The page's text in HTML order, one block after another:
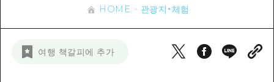
나이트 라이프
미야지마(宮島) 주변
게이호쿠(芸北)
야마구치(山口)현 동부
접근
뉴스
HOME 관광지・체험
여행 책갈피에 추가